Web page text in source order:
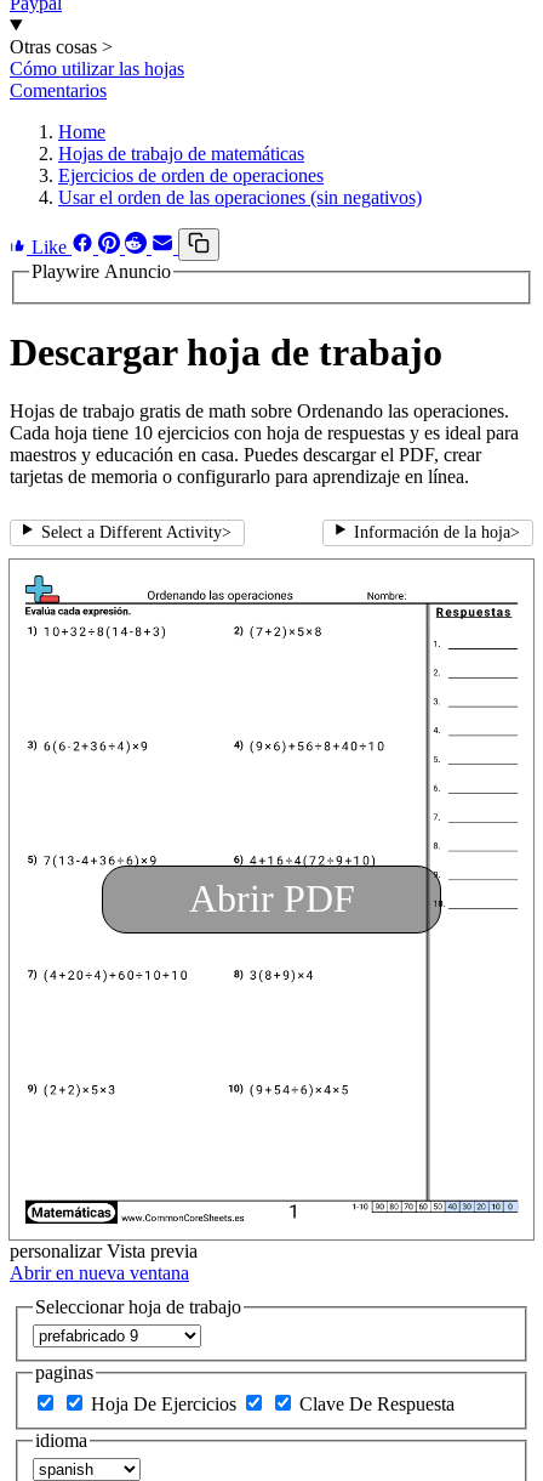
Otras cosas >
Cómo utilizar las hojas
Comentarios
Home
Hojas de trabajo de matemáticas
Ejercicios de orden de operaciones
Usar el orden de las operaciones (sin negativos)
Like
Playwire Anuncio
Descargar hoja de trabajo
Hojas de trabajo gratis de math sobre Ordenando las operaciones.
Cada hoja tiene 10 ejercicios con hoja de respuestas y es ideal para
maestros y educación en casa. Puedes descargar el PDF, crear
tarjetas de memoria o configurarlo para aprendizaje en línea.
Select a Different Activity> Información de la hoja>
Abrir PDF
personalizar Vista previa
Abrir en nueva ventana
Seleccionar hoja de trabajo
paginas
Hoja De Ejercicios
Clave De Respuesta
idioma